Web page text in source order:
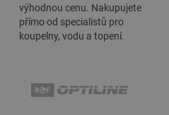
výhodnou cenu. Nakupujete
přímo od specialistů pro
koupelny, vodu a topení.